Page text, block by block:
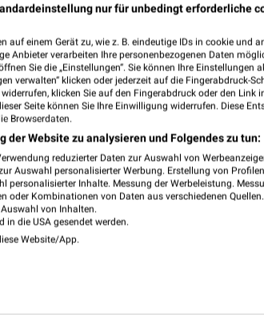
& Angebote App
griffbereit – mit der kostenlosen weekli App für
Angebote
deinem Lieblingshändler
bei neuen Prospekten
- Einkauf stressfrei planen
mobil – App jetzt laden oder QR-Code scannen.
nur für unbedingt erforderliche
einem Gerät zu, wie z. B. eindeutige IDs in cookie und
Anbieter verarbeiten Ihre personenbezogenen Daten
Sie die „Einstellungen“. Sie können Ihre Einstellungen
verwalten“ klicken oder jederzeit auf die Fingerabdruck-
klicken Sie auf den Fingerabdruck oder den Link
Seite können Sie Ihre Einwilligung widerrufen. Diese
Browserdaten.
der Website zu analysieren und Folgendes zu tun:
reduzierter Daten zur Auswahl von
Auswahl personalisierter Werbung. Erstellung von
Inhalte. Messung der Werbeleistung.
Kombinationen von Daten aus verschiedenen
von Inhalten.
in die USA gesendet werden.
Website/App.